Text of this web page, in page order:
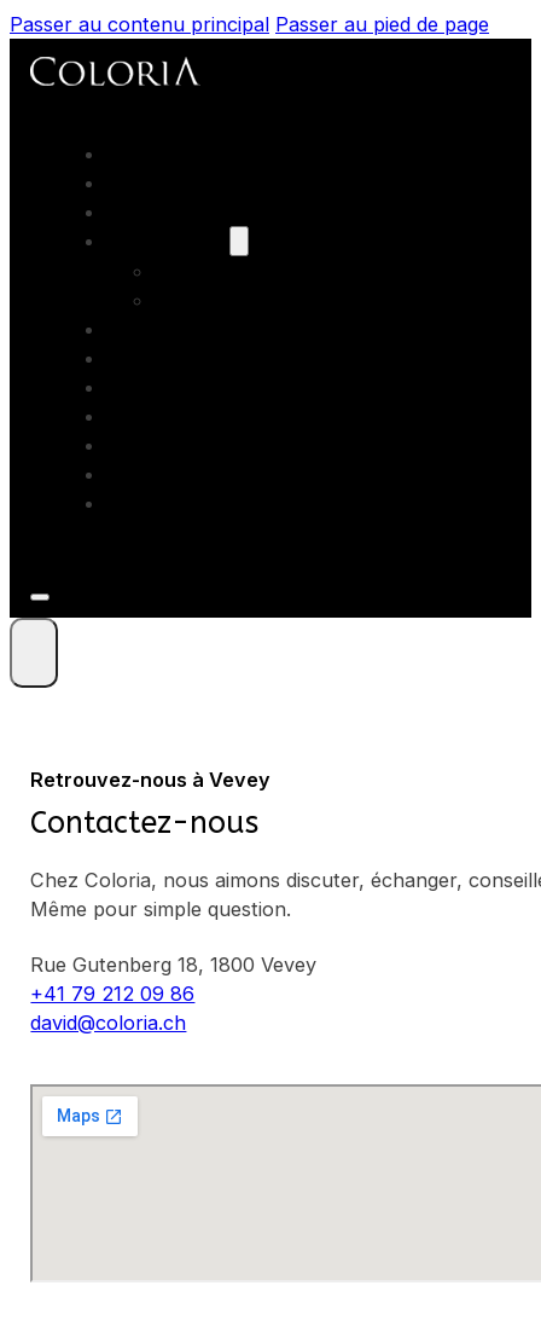
Passer au contenu principal Passer au pied de page
Retrouvez-nous à Vevey
Contactez-nous
Chez Coloria, nous aimons discuter, échanger,
Même pour simple question.
Rue Gutenberg 18, 1800 Vevey
+41 79 212 09 86
david@coloria.ch